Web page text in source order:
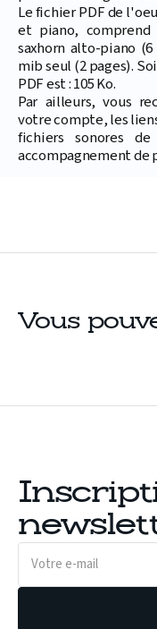
Le fichier PDF de
et piano,
saxhorn alto-piano
mib seul (2 pages).
PDF est : 105 Ko.
Par ailleurs, vous
votre compte, les
fichiers sonores
accompagnement de
Vous
Votre
mail